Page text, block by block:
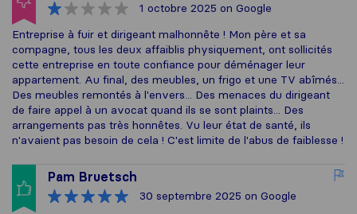
1 octobre 2025 on Google
Entreprise à fuir et dirigeant malhonnête ! Mon père et sa
compagne, tous les deux affaiblis physiquement, ont sollicités
cette entreprise en toute confiance pour déménager leur
appartement. Au final, des meubles, un frigo et une TV abîmés...
Des meubles remontés à l'envers... Des menaces du dirigeant
de faire appel à un avocat quand ils se sont plaints... Des
arrangements pas très honnêtes. Vu leur état de santé, ils
n'avaient pas besoin de cela ! C'est limite de l'abus de faiblesse !
Pam Bruetsch
30 septembre 2025 on Google